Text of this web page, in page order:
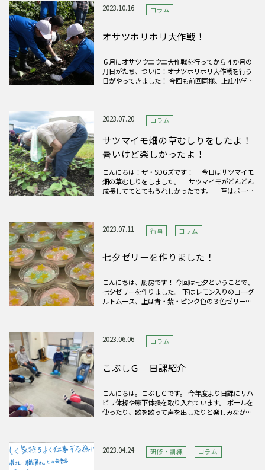
というもので、希望園
2023.10.16 コラム
オサツホリホリ大作戦！
６月にオサツウエウエ大作戦を行ってから４か月の
月日がたち、ついに！オサツホリホリ大作戦を行う
日がやってきました！ 今回も前回同様、上庄小学校
大きさに育っているの
2023.07.20 コラム
サツマイモ畑の草むしりをしたよ！
暑いけど楽しかったよ！
こんにちは！ザ・SDGズです！ 今日はサツマイモ
畑の草むしりをしました。 サツマイモがどんどん
成長しててとてもうれしかったです。 草はボー
よ♪
2023.07.11 行事 コラム
七夕ゼリーを作りました！
こんにちは、厨房です！ 今回は七夕ということで、
七夕ゼリーを作りました。 下はレモン入りのヨーグ
ルトムース、上は青・紫・ピンク色の３色ゼリーに
2023.06.06 コラム
こぶしＧ 日課紹介
こんにちは。こぶしＧです。 今年度より日課にリハ
ビリ体操や嚥下体操を取り入れています。 ボールを
使ったり、歌を歌って声を出したりと楽しみながら
行っていきます！
2023.04.24 研修・訓練 コラム